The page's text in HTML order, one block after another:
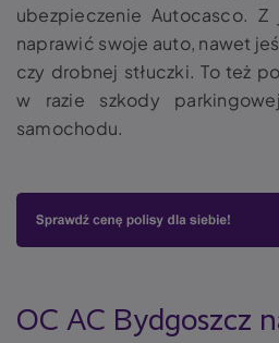
ubezpieczenie Autocasco.
naprawić swoje auto, nawet
czy drobnej stłuczki. To też
w razie szkody
samochodu.
OC AC Bydgoszcz